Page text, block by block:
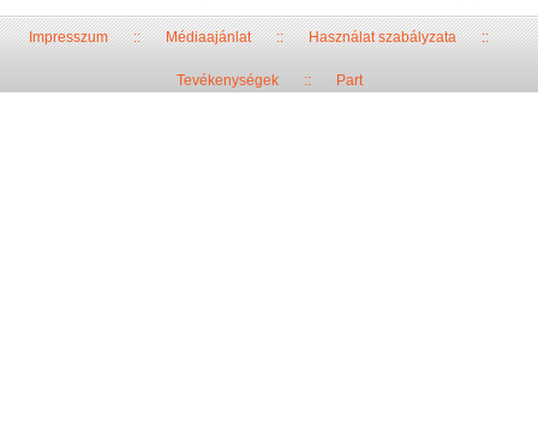
Impresszum::Médiaajánlat::Használat szabályzata::
Tevékenységek:: Part